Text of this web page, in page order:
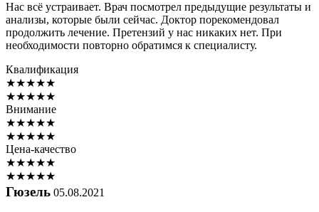
Нас всё устраивает. Врач посмотрел предыдущие результаты и
анализы, которые были сейчас. Доктор порекомендовал
продолжить лечение. Претензий у нас никаких нет. При
необходимости повторно обратимся к специалисту.
Квалификация
★★★★★
★★★★★
Внимание
★★★★★
★★★★★
Цена-качество
★★★★★
★★★★★
Гюзель 05.08.2021